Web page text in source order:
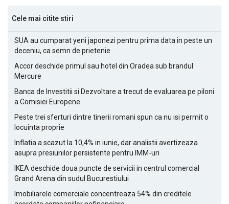
Cele mai citite stiri
SUA au cumparat yeni japonezi pentru prima data in peste un
deceniu, ca semn de prietenie
Accor deschide primul sau hotel din Oradea sub brandul
Mercure
Banca de Investitii si Dezvoltare a trecut de evaluarea pe piloni
a Comisiei Europene
Peste trei sferturi dintre tinerii romani spun ca nu isi permit o
locuinta proprie
Inflatia a scazut la 10,4% in iunie, dar analistii avertizeaza
asupra presiunilor persistente pentru IMM-uri
IKEA deschide doua puncte de servicii in centrul comercial
Grand Arena din sudul Bucurestiului
Imobiliarele comerciale concentreaza 54% din creditele